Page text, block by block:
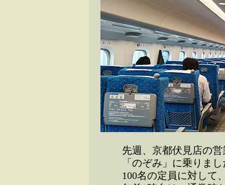
先週、京都伏見店の
「のぞみ」に乗りま
100名の定員に対して